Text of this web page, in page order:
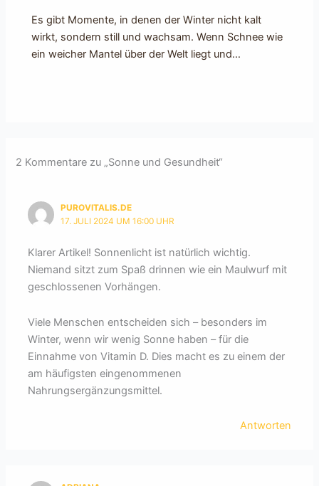
Es gibt Momente, in denen der Winter nicht kalt
wirkt, sondern still und wachsam. Wenn Schnee wie
ein weicher Mantel über der Welt liegt und…
2 Kommentare zu „Sonne und Gesundheit“
PUROVITALIS.DE
17. JULI 2024 UM 16:00 UHR
Klarer Artikel! Sonnenlicht ist natürlich wichtig.
Niemand sitzt zum Spaß drinnen wie ein Maulwurf mit
geschlossenen Vorhängen.
Viele Menschen entscheiden sich – besonders im
Winter, wenn wir wenig Sonne haben – für die
Einnahme von Vitamin D. Dies macht es zu einem der
am häufigsten eingenommenen
Nahrungsergänzungsmittel.
Antworten